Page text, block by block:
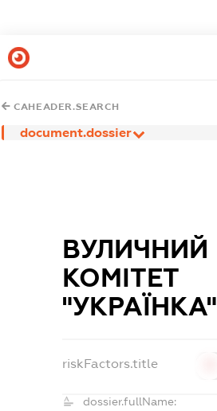
CAHEADER.SEARCH
document.dossier
ВУЛИЧНИЙ
КОМІТЕТ
"УКРАЇНКА"
riskFactors.title
dossier.fullName: